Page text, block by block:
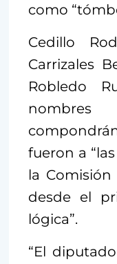
como
Cedillo
Carrizales
Robledo
fueron a
la Comisión
desde el
lógica”.
“El